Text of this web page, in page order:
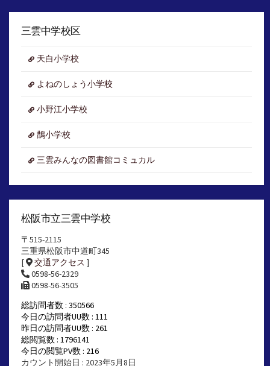
イ
三雲中学校区
天白小学校
よねのしょう小学校
小野江小学校
鵲小学校
三雲みんなの図書館コミュカル
松阪市立三雲中学校
〒515-2115
三重県松阪市中道町345
[
交通アクセス ]
0598-56-2329
0598-56-3505
総訪問者数 : 350566
今日の訪問者UU数 : 111
昨日の訪問者UU数 : 261
総閲覧数 : 1796141
今日の閲覧PV数 : 216
カウント開始日 : 2023年5月8日